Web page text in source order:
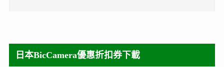
日本BicCamera優惠折扣券下載